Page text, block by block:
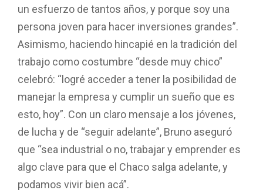
un esfuerzo de tantos años, y porque soy una
persona joven para hacer inversiones grandes”.
Asimismo, haciendo hincapié en la tradición del
trabajo como costumbre “desde muy chico”
celebró: “logré acceder a tener la posibilidad de
manejar la empresa y cumplir un sueño que es
esto, hoy”. Con un claro mensaje a los jóvenes,
de lucha y de “seguir adelante”, Bruno aseguró
que “sea industrial o no, trabajar y emprender es
algo clave para que el Chaco salga adelante, y
podamos vivir bien acá”.